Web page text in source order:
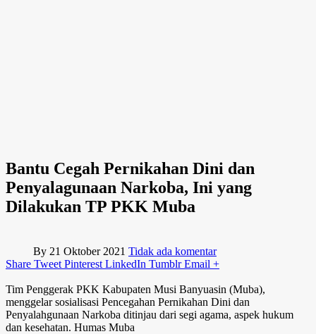
Bantu Cegah Pernikahan Dini dan
Penyalagunaan Narkoba, Ini yang
Dilakukan TP PKK Muba
By 21 Oktober 2021 Tidak ada komentar
Share Tweet Pinterest LinkedIn Tumblr Email +
Tim Penggerak PKK Kabupaten Musi Banyuasin (Muba),
menggelar sosialisasi Pencegahan Pernikahan Dini dan
Penyalahgunaan Narkoba ditinjau dari segi agama, aspek hukum
dan kesehatan. Humas Muba